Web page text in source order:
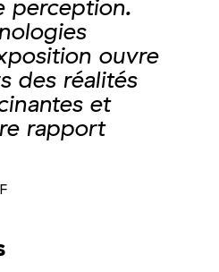
perception.
ouvre
des réalités
et
rapport